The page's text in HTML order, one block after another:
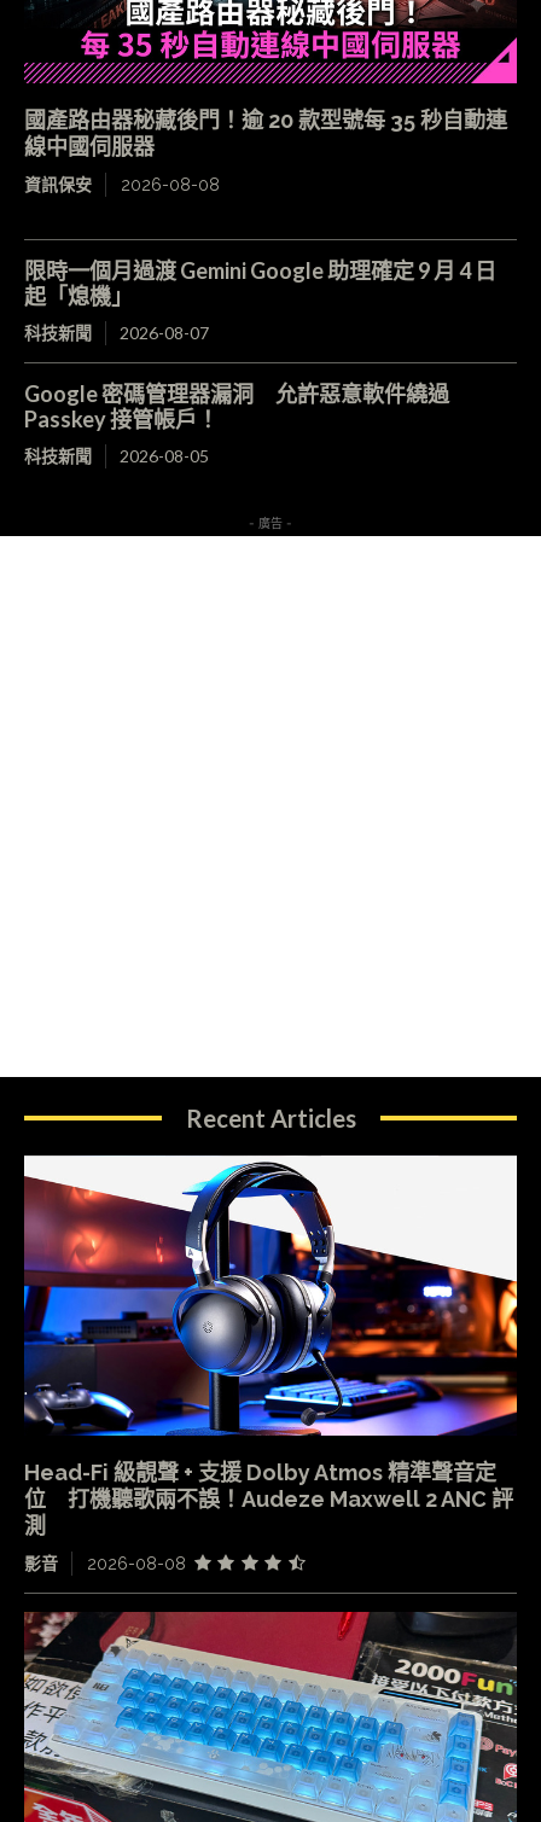
國產路由器秘藏後門！逾 20 款型號每 35 秒自動連
線中國伺服器
資訊保安 2026-08-08
限時一個月過渡 Gemini Google 助理確定 9 月 4 日
起「熄機」
科技新聞 2026-08-07
Google 密碼管理器漏洞 允許惡意軟件繞過
Passkey 接管帳戶！
科技新聞 2026-08-05
- 廣告 -
Recent Articles
Head-Fi 級靚聲 + 支援 Dolby Atmos 精準聲音定
位 打機聽歌兩不誤！Audeze Maxwell 2 ANC 評
測
影音 2026-08-08